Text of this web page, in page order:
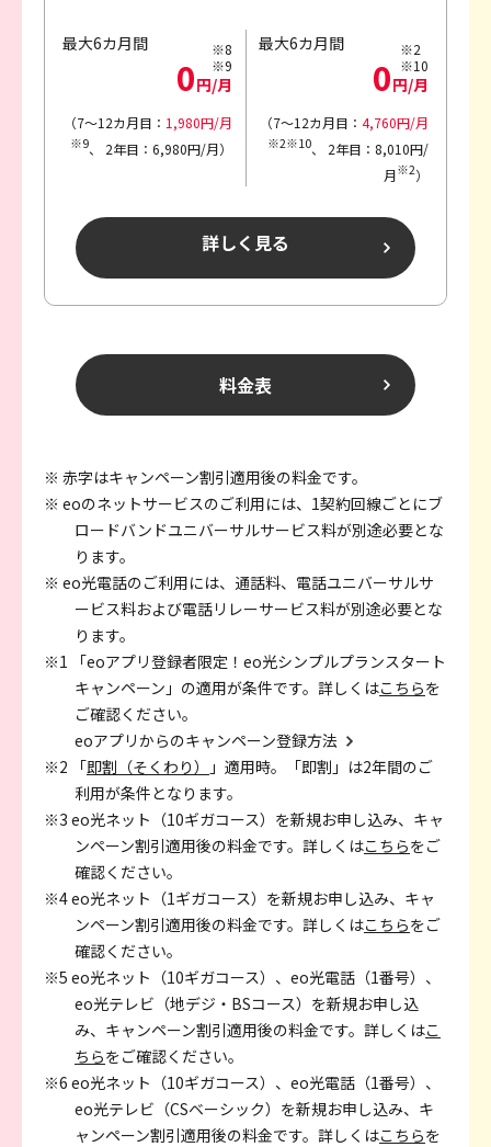
最大6カ月間
0円/月
※8
※9
（7～12カ月目： 1,980円/月
※9、 2年目：6,980円/月）
最大6カ月間
0円/月
※2
※10
（7～12カ月目： 4,760円/月
※2※10、
2年目：8,010円/
月※2）
詳しく見る
料金表
※ 赤字はキャンペーン割引適用後の料金です。
※ eoのネットサービスのご利用には、1契約回線ごとにブ
ロードバンドユニバーサルサービス料が別途必要とな
ります。
※ eo光電話のご利用には、通話料、電話ユニバーサルサ
ービス料および電話リレーサービス料が別途必要とな
ります。
※1 「eoアプリ登録者限定！eo光シンプルプランスタート
キャンペーン」の適用が条件です。詳しくはこちらを
ご確認ください。
eoアプリからのキャンペーン登録方法
※2 「即割（そくわり）
」適用時。「即割」は2年間のご
利用が条件となります。
※3 eo光ネット（10ギガコース）を新規お申し込み、キャ
ンペーン割引適用後の料金です。詳しくはこちらをご
確認ください。
※4 eo光ネット（1ギガコース）を新規お申し込み、キャ
ンペーン割引適用後の料金です。詳しくはこちらをご
確認ください。
※5 eo光ネット（10ギガコース）、eo光電話（1番号）、
eo光テレビ（地デジ・BSコース）を新規お申し込
み、キャンペーン割引適用後の料金です。詳しくはこ
ちらをご確認ください。
※6 eo光ネット（10ギガコース）、eo光電話（1番号）、
eo光テレビ（CSベーシック）を新規お申し込み、キ
ャンペーン割引適用後の料金です。詳しくはこちらを